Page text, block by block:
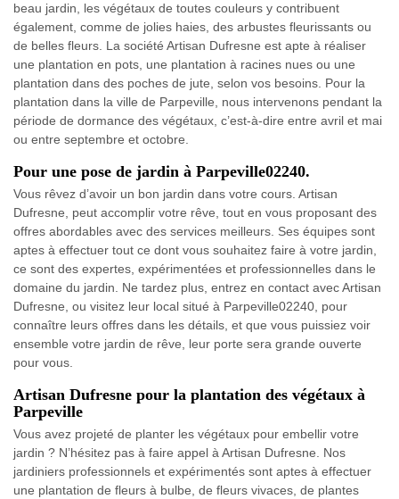
beau jardin, les végétaux de toutes couleurs y contribuent
également, comme de jolies haies, des arbustes fleurissants ou
de belles fleurs. La société Artisan Dufresne est apte à réaliser
une plantation en pots, une plantation à racines nues ou une
plantation dans des poches de jute, selon vos besoins. Pour la
plantation dans la ville de Parpeville, nous intervenons pendant la
période de dormance des végétaux, c’est-à-dire entre avril et mai
ou entre septembre et octobre.
Pour une pose de jardin à Parpeville02240.
Vous rêvez d’avoir un bon jardin dans votre cours. Artisan
Dufresne, peut accomplir votre rêve, tout en vous proposant des
offres abordables avec des services meilleurs. Ses équipes sont
aptes à effectuer tout ce dont vous souhaitez faire à votre jardin,
ce sont des expertes, expérimentées et professionnelles dans le
domaine du jardin. Ne tardez plus, entrez en contact avec Artisan
Dufresne, ou visitez leur local situé à Parpeville02240, pour
connaître leurs offres dans les détails, et que vous puissiez voir
ensemble votre jardin de rêve, leur porte sera grande ouverte
pour vous.
Artisan Dufresne pour la plantation des végétaux à
Parpeville
Vous avez projeté de planter les végétaux pour embellir votre
jardin ? N’hésitez pas à faire appel à Artisan Dufresne. Nos
jardiniers professionnels et expérimentés sont aptes à effectuer
une plantation de fleurs à bulbe, de fleurs vivaces, de plantes